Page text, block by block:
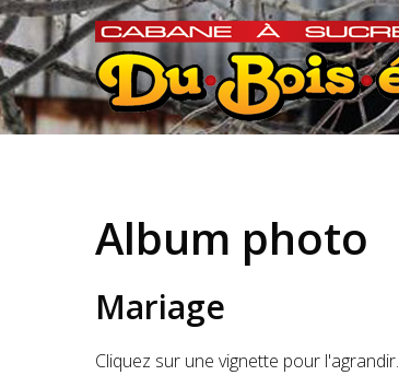
Album photo
Mariage
Cliquez sur une vignette pour l'agrandir.